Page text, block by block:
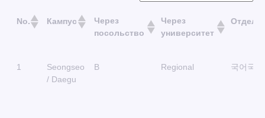
No. Кампус
Через
посольство
Через
университет
No. Кампус
Через
Через
университет
1
Seongseo
/ Daegu
B Regional 국어국